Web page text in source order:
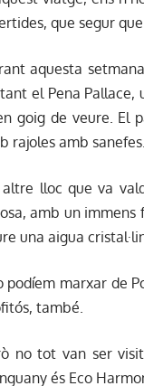
que segur
aquesta
el Pena Pallace,
goig de veure. El
rajoles amb sanefes.
altre lloc que va
amb un immens
una aigua
podíem marxar de
també.
no tot van ser
és Eco